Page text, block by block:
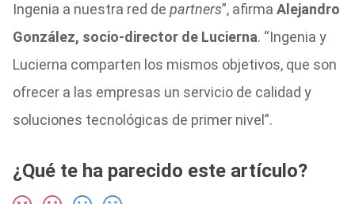
Ingenia a nuestra red de partners”, afirma Alejandro
González, socio-director de Lucierna. “Ingenia y
Lucierna comparten los mismos objetivos, que son
ofrecer a las empresas un servicio de calidad y
soluciones tecnológicas de primer nivel”.
¿Qué te ha parecido este artículo?